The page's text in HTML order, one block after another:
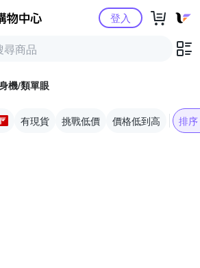
Yahoo購物中心登入
機/類單眼
有現貨 挑戰低價 價格低到高 排序